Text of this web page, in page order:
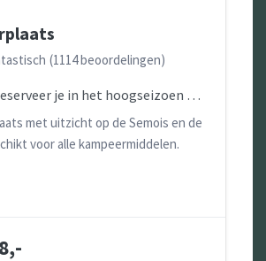
(1114 beoordelingen)
Deze plek reserveer je in het hoogseizoen voor minimaal 2 nachten, in het voor- en naseizoen ook voor 1 nacht.
met uitzicht op de Semois en de
voor alle kampeermiddelen.